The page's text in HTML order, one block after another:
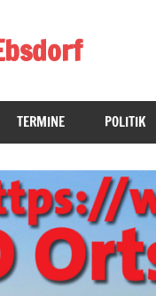
TERMINE POLITIK